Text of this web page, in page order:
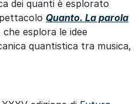
dei quanti è esplorato
Quanto. La parola
che esplora le idee
quantistica tra musica,